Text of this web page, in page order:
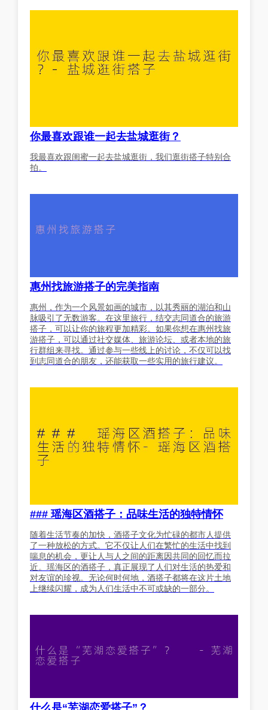
你最喜欢跟谁一起去盐城逛街？
我最喜欢跟闺蜜一起去盐城逛街，我们逛街搭子特别合
拍。
惠州找旅游搭子的完美指南
惠州，作为一个风景如画的城市，以其秀丽的湖泊和山
脉吸引了无数游客。在这里旅行，结交志同道合的旅游
搭子，可以让你的旅程更加精彩。如果你想在惠州找旅
游搭子，可以通过社交媒体、旅游论坛、或者本地的旅
行群组来寻找。通过参与一些线上的讨论，不仅可以找
到志同道合的朋友，还能获取一些实用的旅行建议。
### 瑶海区酒搭子：品味生活的独特情怀
随着生活节奏的加快，酒搭子文化为忙碌的都市人提供
了一种放松的方式。它不仅让人们在繁忙的生活中找到
喘息的机会，更让人与人之间的距离因共同的回忆而拉
近。瑶海区的酒搭子，真正展现了人们对生活的热爱和
对友谊的珍视。无论何时何地，酒搭子都将在这片土地
上继续闪耀，成为人们生活中不可或缺的一部分。
什么是“芜湖恋爱搭子”？